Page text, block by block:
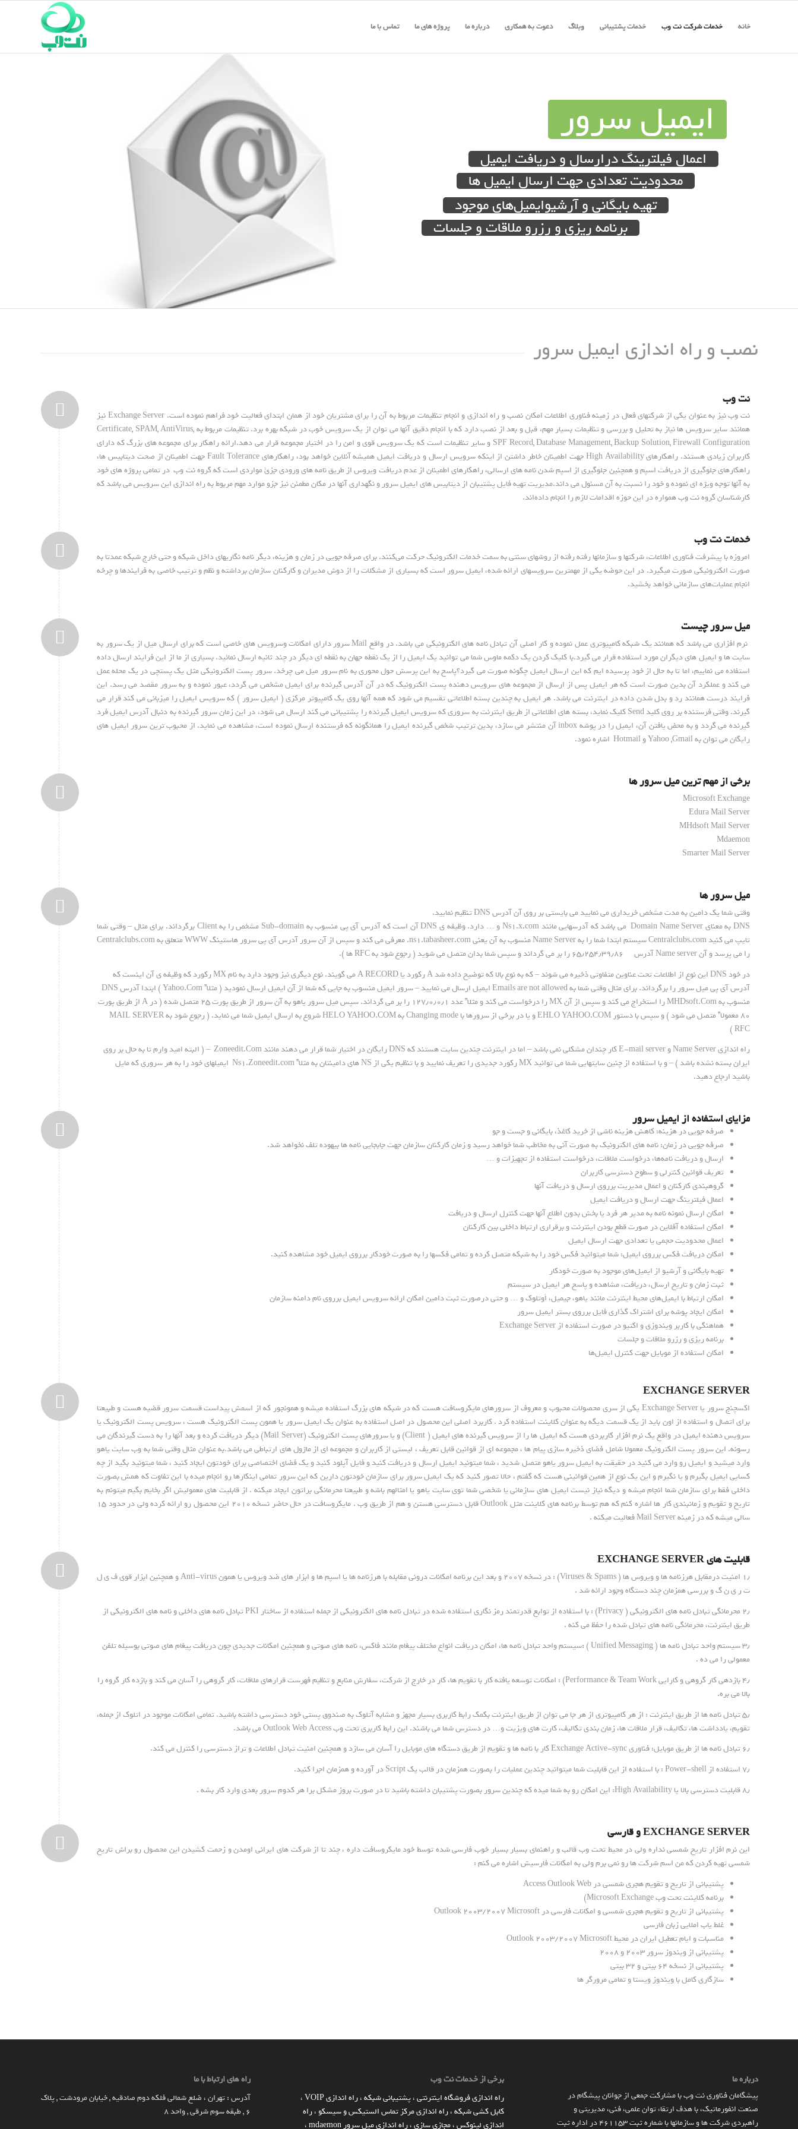
خانه خدمات شرکت نت وب خدمات پشتیبانی وبلاگ دعوت به همکاری درباره ما پروژه های ما تماس با ما
ایمیل سرور
اعمال فیلترینگ درارسال و دریافت ایمیل
محدودیت تعدادی جهت ارسال ایمیل ها
تهیه بایگانی و آرشیوایمیل‌های موجود
برنامه ریزی و رزرو ملاقات و جلسات
نصب و راه اندازی ایمیل سرور
نت وب
نت وب
نیز به عنوان یکی از شرکتهای فعال در زمینه فناوری اطلاعات امکان نصب و راه اندازی و انجام تنظیمات مربوط به آن را برای مشتریان خود از همان ابتدای فعالیت خود فراهم نموده است. Exchange Server نیز
همانند سایر سرویس ها نیاز به تحلیل و بررسی و تنظیمات بسیار مهم، قبل و بعد از نصب دارد که با انجام دقیق آنها می توان از یک سرویس خوب در شبکه بهره برد. تنظیمات مربوط به Certificate, SPAM, AntiVirus,
SPF Record, Database Management, Backup Solution, Firewall Configuration و سایر تنظیمات است که یک سرویس قوی و امن را در اختیار مجموعه قرار می دهد.ارائه راهکار برای مجموعه های بزرگ که دارای
کاربران زیادی هستند. راهکارهای High Availability جهت اطمینان خاطر داشتن از اینکه سرویس ارسال و دریافت ایمیل همیشه آنلاین خواهد بود، راهکارهای Fault Tolerance جهت اطمینان از صحت دیتابیس ها،
راهکارهای جلوگیری از دریافت اسپم و همچنین جلوگیری از اسپم شدن نامه های ارسالی، راهکارهای اطمینان از عدم دریافت ویروس از طریق نامه های ورودی جزئ مواردی است که گروه نت وب در تمامی پروژه های خود
به آنها توجه ویژه ای نموده و خود را نسبت به آن مسئول می داند.مدیریت تهیه فایل پشتیبان از دیتابیس های ایمیل سرور و نگهداری آنها در مکان مطمئن نیز جزو موارد مهم مربوط به راه اندازی این سرویس می باشد که
کارشناسان گروه نت وب همواره در این حوزه اقدامات لازم را انجام داده‌اند.
خدمات نت وب
امروزه با پیشرفت فناوری اطلاعات، شرکتها و سازمانها رفته رفته از روشهای سنتی به سمت خدمات الکترونیک حرکت می‌کنند. برای صرفه جویی در زمان و هزینه، دیگر نامه نگاریهای داخل شبکه و حتی خارج شبکه عمدتا به
صورت الکترونیکی صورت میگیرد. در این حوضه یکی از مهمترین سرویسهای ارائه شده، ایمیل سرور است که بسیاری از مشکلات را از دوش مدیران و کارکنان سازمان برداشته و نظم و ترتیب خاصی به فرایندها و چرخه
انجام عملیات‌های سازمانی خواهد بخشید.
میل سرور چیست
نرم افزاری می باشد که همانند یک شبکه کامپیوتری عمل نموده و کار اصلی آن تبادل نامه های الکترونیکی می باشد. در واقع Mail سرور دارای امکانات وسرویس های خاصی است که برای ارسال میل از یک سرور به
سایت ها و ایمیل های دیگران مورد استفاده قرار می گیرد.با کلیک کردن یک دکمه ماوس شما می توانید یک ایمیل را از یک نقطه جهان به نقطه ای دیگر در چند ثانیه ارسال نمائید. بسیاری از ما از این فرایند ارسال داده
استفاده می نماییم، اما تا به حال از خود پرسیده ایم که این ارسال ایمیل چگونه صورت می گیرد؟پاسخ به این پرسش حول محوری به نام سرور میل می چرخد. سرور پست الکترونیکی مثل یک پستچی در یک محله عمل
می کند و عملکرد آن بدین صورت است که هر ایمیل پس از ارسال از مجموعه های سرویس دهنده پست الکترونیک که در آن آدرس گیرنده برای ایمیل مشخص می گردد، عبور نموده و به سرور مقصد می رسد. این
فرایند درست همانند رد و بدل شدن داده در اینترنت می باشد. هر ایمیل به چندین بسته اطلاعاتی تقسیم می شود که همه آنها روی یک کامپیوتر مرکزی ( ایمیل سرور ) که سرویس ایمیل را میزبانی می کند قرار می
گیرند. وقتی فرستنده بر روی کلید Send کلیک نماید، بسته های اطلاعاتی از طریق اینترنت به سروری که سرویس ایمیل گیرنده را پشتیبانی می کند ارسال می شود، در این زمان سرور گیرنده به دنبال آدرس ایمیل فرد
گیرنده می گردد و به محض یافتن آن، ایمیل را در پوشه inbox آن منتشر می سازد، بدین ترتیب شخص گیرنده ایمیل را همانگونه که فرستنده ارسال نموده است، مشاهده می نماید. از محبوب ترین سرور ایمیل های
رایگان می توان به Yahoo ,Gmail و Hotmail اشاره نمود.
برخی از مهم ترین میل سرور ها
Microsoft Exchange
Edura Mail Server
MHdsoft Mail Server
Mdaemon
Smarter Mail Server
میل سرور ها
وقتی شما یک دامین به مدت مشخص خریداری می نمایید می بایستی بر روی آن آدرس DNS تنظیم نمایید.
DNS به معنای Domain Name Server می باشد که آدرسهایی مانند Ns1.x.com و … دارد. وظیفه ی DNS آن است که آدرس آی پی منسوب به Sub-domain مشخص را به Client برگرداند. برای مثال – وقتی شما
تایپ می کنید Centralclubs.com سیستم ابتدا شما را به Name Server منسوب به آن یعنی ns1.tabasheer.com. معرفی می کند و سپس از آن سرور آدرس آی پی سرور هاستینگ WWW متعلق به Centralclubs.com
را می پرسد و آن Name server آدرس ۶۵٫۲۵۴٫۳۹٫۸۶ را بر می گرداند و سپس شما بدان متصل می شوید ( رجوع شود به RFC ها ).
در خود DNS این نوع از اطلاعات تحت عناوین متفاوتی ذخیره می شوند – که به نوع بالا که توضیح داده شد A رکورد یا A RECORD می گویند. نوع دیگری نیز وجود دارد به نام MX رکورد که وظیفه ی آن اینست که
آدرس آی پی میل سرور را برگرداند. برای مثال وقتی شما بهEmails are not allowed
ایمیل ارسال می نمایید – سرور ایمیل منسوب به جایی که شما از آن ایمیل ارسال نمودید ( مثلا” Yahoo.Com ) ابتدا آدرس DNS
منسوب به MHDsoft.Com را استخراج می کند و سپس از آن MX را درخواست می کند و مثلا” عدد ۱۲۷٫۰٫۰٫۱ را بر می گرداند. سپس میل سرور یاهو به آن سرور از طریق پورت ۲۵ متصل شده ( در A از طریق پورت
۸۰ معمولا” متصل می شود ) و سپس با دستور EHLO YAHOO.COM و یا در برخی از سرورها با Changing mode به HELO YAHOO.COM شروع به ارسال ایمیل شما می نماید. ( رجوع شود به MAIL SERVER
RFC )
راه اندازی Name Server و E-mail server کار چندان مشکلی نمی باشد – اما در اینترنت چندین سایت هستند که DNS رایگان در اختیار شما قرار می دهند مانند Zoneedit.Com – ( البته امید وارم تا به حال بر روی
ایران بسته نشده باشد ) – و با استفاده از چنین سایتهایی شما می توانید MX رکورد جدیدی را تعریف نمایید و با تنظیم یکی از NS های دامینتان به مثلا” Ns1.Zoneedit.com ایمیلهای خود را به هر سروری که مایل
باشید ارجاع دهید.
مزایای استفاده از ایمیل سرور
صرفه جویی در هزینه: کاهش هزینه ناشی از خرید کاغذ، بایگانی و جست و جو
صرفه جویی در زمان: نامه های الکترونیک به صورت آنی به مخاطب شما خواهد رسید و زمان کارکنان سازمان جهت جابجایی نامه ها بیهوده تلف نخواهد شد.
ارسال و دریافت نامه‌ها، درخواست ملاقات، درخواست استفاده از تجهیزات و …
تعریف قوانین کنترلی و سطوح دسترسی کاربران
گروهبندی کارکنان و اعمال مدیریت برروی ارسال و دریافت آنها
اعمال فیلترینگ جهت ارسال و دریافت ایمیل
امکان ارسال نمونه نامه به مدیر هر فرد یا بخش بدون اطلاع آنها جهت کنترل ارسال و دریافت
امکان استفاده آفلاین در صورت قطع بودن اینترنت و برقراری ارتباط داخلی بین کارکنان
اعمال محدودیت حجمی یا تعدادی جهت ارسال ایمیل
امکان دریافت فکس برروی ایمیل: شما میتوانید فکس خود را به شبکه متصل کرده و تمامی فکسها را به صورت خودکار برروی ایمیل خود مشاهده کنید.
تهیه بایگانی و آرشیو از ایمیل‌های موجود به صورت خودکار
ثبت زمان و تاریخ ارسال، دریافت، مشاهده و پاسخ هر ایمیل در سیستم
امکان ارتباط با ایمیل‌های محیط اینترنت مانند یاهو، جیمیل، اَوتلوک و … و حتی درصورت ثبت دامین امکان ارائه سرویس ایمیل برروی نام دامنه سازمان
امکان ایجاد پوشه برای اشتراک گذاری فایل برروی بستر ایمیل سرور
هماهنگی با کاربر ویندوزی و اکتیو در صورت استفاده از Exchange Server
برنامه ریزی و رزرو ملاقات و جلسات
امکان استفاده از موبایل جهت کنترل ایمیل‌ها
EXCHANGE SERVER
اکسچنج سرور یا Exchange Server یکی از سری محصولات محبوب و معروف از سرورهای مایکروسافت هست که در شبکه های بزرگ استفاده میشه و همونجور که از اسمش پیداست قسمت سرور قضیه هست و طبیعتا
برای اتصال و استفاده از اون باید از یک قسمت دیگه به عنوان کلاینت استفاده کرد . کاربرد اصلی این محصول در اصل استفاده به عنوان یک ایمیل سرور یا همون پست الکترونیک هست ، سرویس پست الکترونیک یا
سرویس دهنده ایمیل در واقع یک نرم افزار کاربردی هست که ایمیل ها را از سرویس گیرنده های ایمیل ( Client) و یا سرورهای پست الکترونیک (Mail Server) دیگر دریافت کرده و بعد آنها را به دست گیرندگان می
رسونه. این سرور پست الکترونیک معمولا شامل فضای ذخیره سازی پیام ها ، مجموعه ای از قوانین قابل تعریف ، لیستی از کاربران و مجموعه ای از ماژول های ارتباطی می باشد.به عنوان مثال وقتی شما به وب سایت یاهو
وارد میشید و ایمیل رو وارد می کنید در حقیقت به ایمیل سرور یاهو متصل شدید ، شما میتونید ایمیل ارسال و دریافت کنید و فایل آپلود کنید و یک فضای اختصاصی برای خودتون ایجاد کنید ، شما میتونید بگید از چه
کسایی ایمیل بگیرم و یا نگیرم و این یک نوع از همین قوانینی هست که گفتم ، حالا تصور کنید که یک ایمیل سرور برای سازمان خودتون دارین که این سرور تمامی اینکارها رو انجام میده با این تفاوت که همش بصورت
داخلی فقط برای سازمان شما انجام میشه و دیگه نیاز نیست ایمیل های سازمانی یا شخصی شما توی سایت یاهو یا امثالهم باشه و طبیعتا محرمانگی براتون ایجاد میکنه . از قابلیت های معمولیش اگر بخایم بگیم میتونم به
تاریخ و تقویم و زمانبندی کار ها اشاره کنم که هم توسط برنامه های کلاینت مثل Outlook قابل دسترسی هستن و هم از طریق وب . مایکروسافت در حال حاضر نسخه ۲۰۱۰ این محصول رو ارائه کرده ولی در حدود ۱۵
سالی میشه که در زمینه Mail Server فعالیت میکنه .
قابلیت های EXCHANGE SERVER
۱٫ امنیت درمقابل هرزنامه ها و ویروس ها ( Viruses & Spams) : در نسخه ۲۰۰۷ و بعد این برنامه امکانات درونی مقابله با هرزنامه ها یا اسپم ها و ابزار های ضد ویروس یا همون Anti-virus و همچنین ابزار قوی ف ی ل
ت ر ی ن گ و بررسی همزمان چند دستگاه وجود ارائه شد .
۲٫ محرمانگی تبادل نامه های الکترونیکی ( Privacy) : با استفاده از توابع قدرتمند رمز نگاری استفاده شده در تبادل نامه های الکترونیکی از جمله استفاده از ساختار PKI تبادل نامه های داخلی و نامه های الکترونیکی از
طریق اینترنت، محرمانگی نامه های تبادل شده را حفظ می کنه .
۳٫ سیستم واحد تبادل نامه ها ( Unified Messaging ) :سیستم واحد تبادل نامه ها، امکان دریافت انواع مختلف پیغام مانند فاکس، نامه های صوتی و همچنین امکانات جدیدی چون دریافت پیغام های صوتی بوسیله تلفن
معمولی را می ده .
۴٫ بازدهی کار گروهی و کارایی Performance & Team Work) : امکانات توسعه یافته کار با تقویم ها، کار در خارج از شرکت، سفارش منابع و تنظیم فهرست قرارهای ملاقات، کار گروهی را آسان می کند و بازده کار گروه را
بالا می بره.
۵٫ تبادل نامه ها از طریق اینترنت : از هر کامپیوتری از هر جا می توان از طریق اینترنت بکمک رابط کاربری بسیار مجهز و مشابه آتلوک به صندوق پستی خود دسترسی داشته باشید. تمامی امکانات موجود در اتلوک از جمله،
تقویم، یادداشت ها، تکالیف، قرار ملاقات ها، زمان بندی تکالیف، کارت های ویزیت و… در دسترس شما می باشند. این رابط کاربری تحت وب Outlook Web Access می باشد.
۶٫ تبادل نامه ها از طریق موبایل: فناوری Exchange Active-sync کار با نامه ها و تقویم از طریق دستگاه های موبایل را آسان می سازد و همچنین امنیت تبادل اطلاعات و تراز دسترسی را کنترل می کند.
۷٫ استفاده از Power-shell : با استفاده از این قابلیت شما میتوانید چندین عملیات را بصورت همزمان در قالب یک Script در آورده و همزمان اجرا کنید.
۸٫ قابلیت دسترسی بالا یا High Availability: این امکان رو به شما میده که چندین سرور بصورت پشتیبان داشته باشید تا در صورت بروز مشکل برا هر کدوم سرور بعدی وارد کار بشه .
EXCHANGE SERVER و قارسی
این نرم افزار تاریخ شمسی نداره ولی در محیط تحت وب قالب و راهنمای بسیار بسیار خوب فارسی شده توسط خود مایکروسافت داره ، چند تا از شرکت های ایرانی اومدن و زحمت کشیدن این محصول رو براش تاریخ
شمسی تهیه کردن که من اسم شرکت ها رو نمی برم ولی به امکانات فارسیش اشاره می کنم :
پشتیبانی از تاریخ و تقویم هجری شمسی در Access Outlook Web
برنامه کلاینت تحت وب Microsoft Exchange)
پشتیبانی از تاریخ و تقویم هجری شمسی و امکانات فارسی در Outlook 2003/2007 Microsoft
غلط یاب املایی زبان فارسی
مناسبات و ایام تعطیل ایران در محیط Outlook 2003/2007 Microsoft
پشتیبانی از ویندوز سرور ۲۰۰۳ و ۲۰۰۸
پشتیبانی از نسخه ۶۴ بیتی و ۳۲ بیتی
سازگاری کامل با ویندوز ویستا و تمامی مرورگر ها
راه های ارتباط با ما
آدرس : تهران ، ضلع شمالی فلکه دوم صادقیه , خیابان مرودشت , پلاک
۶ , طبقه سوم شرقی , واحد ۸
برخی از خدمات نت وب
راه اندازي فروشگاه اينترنتي،پشتیبانی شبکه،راه اندازی VOIP
،
کابل کشی شبکه،راه اندازی مرکز تماس الستیکس و سیسکو ،راه
اندازی لینوکس،مجازی سازی،راه اندازی میل سرور mdaemon ،
درباره ما
پیشگامان فناوری نت وب با مشارکت جمعی از جوانان پیشگام در
صنعت انفورماتیک، با هدف ارتقاء توان علمی، فنی، مدیریتی و
راهبردی شرکت ها و سازمان­ها با شماره ثبت 461153 در اداره ثبت